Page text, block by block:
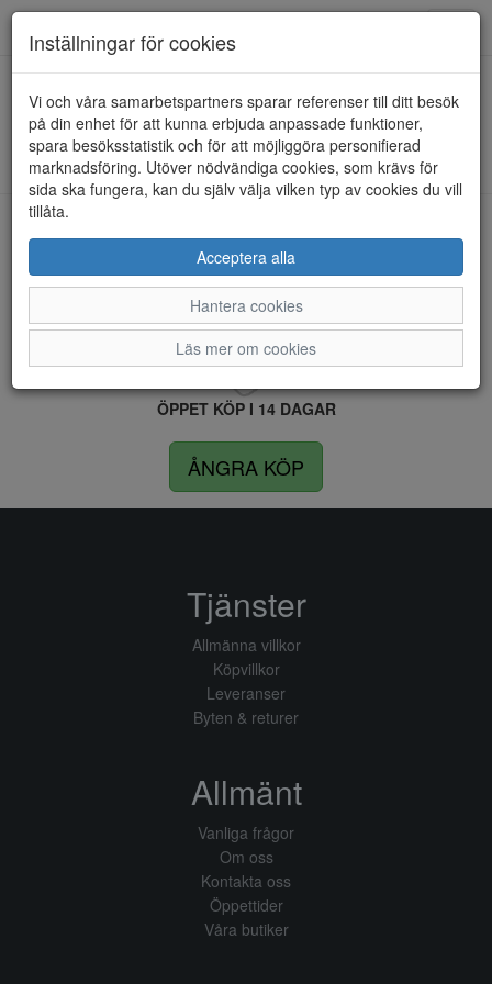
HEM ICEBUG
Kunde inte hitta några artiklar...
LEVERANS INOM 4 DAGAR INOM SVERIGE
FRI FRAKT VID KÖP ÖVER 1.500 KR
ÖPPET KÖP I 14 DAGAR
ÅNGRA KÖP
Inställningar för cookies
Vi och våra samarbetspartners sparar referenser till ditt besök
på din enhet för att kunna erbjuda anpassade funktioner,
spara besöksstatistik och för att möjliggöra personifierad
marknadsföring. Utöver nödvändiga cookies, som krävs för
sida ska fungera, kan du själv välja vilken typ av cookies du vill
tillåta.
Acceptera alla
Hantera cookies
Läs mer om cookies
Tjänster
Allmänna villkor
Köpvillkor
Leveranser
Byten & returer
Allmänt
Vanliga frågor
Om oss
Kontakta oss
Öppettider
Våra butiker